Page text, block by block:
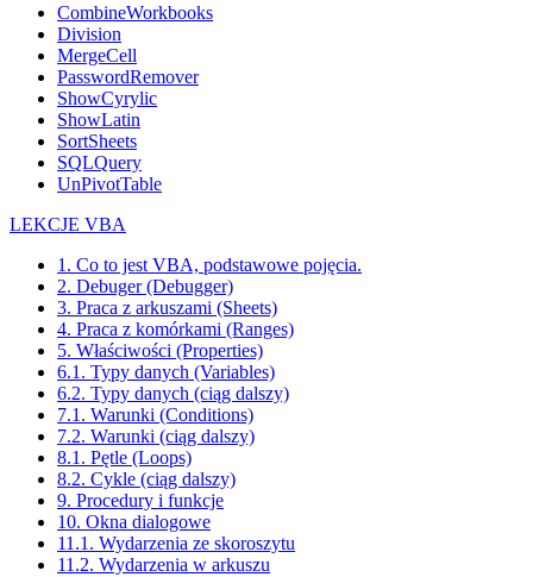
CombineWorkbooks
Division
MergeCell
PasswordRemover
ShowCyrylic
ShowLatin
SortSheets
SQLQuery
UnPivotTable
LEKCJE VBA
1. Co to jest VBA, podstawowe pojęcia.
2. Debuger (Debugger)
3. Praca z arkuszami (Sheets)
4. Praca z komórkami (Ranges)
5. Właściwości (Properties)
6.1. Typy danych (Variables)
6.2. Typy danych (ciąg dalszy)
7.1. Warunki (Conditions)
7.2. Warunki (ciąg dalszy)
8.1. Pętle (Loops)
8.2. Cykle (ciąg dalszy)
9. Procedury i funkcje
10. Okna dialogowe
11.1. Wydarzenia ze skoroszytu
11.2. Wydarzenia w arkuszu